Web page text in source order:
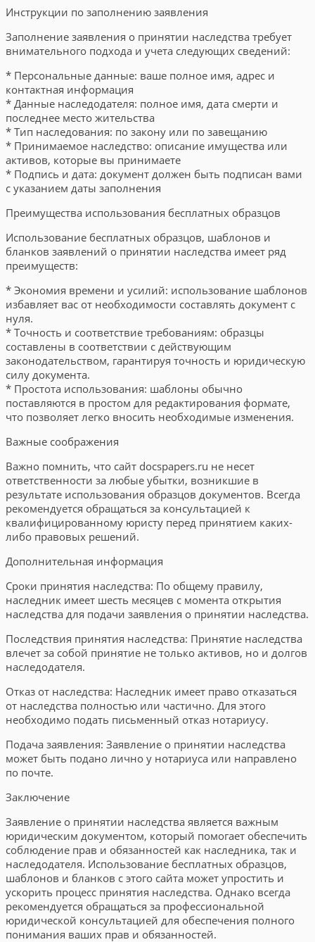
Инструкции по заполнению заявления
Заполнение заявления о принятии наследства требует
внимательного подхода и учета следующих сведений:
* Персональные данные: ваше полное имя, адрес и
контактная информация
* Данные наследодателя: полное имя, дата смерти и
последнее место жительства
* Тип наследования: по закону или по завещанию
* Принимаемое наследство: описание имущества или
активов, которые вы принимаете
* Подпись и дата: документ должен быть подписан вами
с указанием даты заполнения
Преимущества использования бесплатных образцов
Использование бесплатных образцов, шаблонов и
бланков заявлений о принятии наследства имеет ряд
преимуществ:
* Экономия времени и усилий: использование шаблонов
избавляет вас от необходимости составлять документ с
нуля.
* Точность и соответствие требованиям: образцы
составлены в соответствии с действующим
законодательством, гарантируя точность и юридическую
силу документа.
* Простота использования: шаблоны обычно
поставляются в простом для редактирования формате,
что позволяет легко вносить необходимые изменения.
Важные соображения
Важно помнить, что сайт docspapers.ru не несет
ответственности за любые убытки, возникшие в
результате использования образцов документов. Всегда
рекомендуется обращаться за консультацией к
квалифицированному юристу перед принятием каких-
либо правовых решений.
Дополнительная информация
Сроки принятия наследства: По общему правилу,
наследник имеет шесть месяцев с момента открытия
наследства для подачи заявления о принятии наследства.
Последствия принятия наследства: Принятие наследства
влечет за собой принятие не только активов, но и долгов
наследодателя.
Отказ от наследства: Наследник имеет право отказаться
от наследства полностью или частично. Для этого
необходимо подать письменный отказ нотариусу.
Подача заявления: Заявление о принятии наследства
может быть подано лично у нотариуса или направлено
по почте.
Заключение
Заявление о принятии наследства является важным
юридическим документом, который помогает обеспечить
соблюдение прав и обязанностей как наследника, так и
наследодателя. Использование бесплатных образцов,
шаблонов и бланков с этого сайта может упростить и
ускорить процесс принятия наследства. Однако всегда
рекомендуется обращаться за профессиональной
юридической консультацией для обеспечения полного
понимания ваших прав и обязанностей.